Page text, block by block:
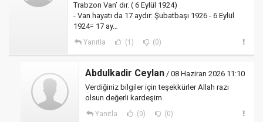
Trabzon Van’ dır. ( 6 Eylül 1924)
- Van hayatı da 17 aydır: Şubatbaşı 1926 - 6 Eylül
1924= 17 ay…
Yanıtla (1) (0)
Abdulkadir Ceylan / 08 Haziran 2026 11:10
Verdiğiniz bilgiler için teşekkürler Allah razı
olsun değerli kardeşim.
Yanıtla (0) (0)